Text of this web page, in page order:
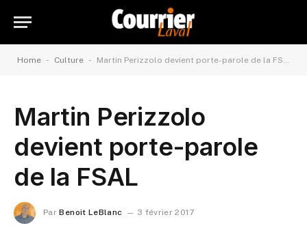
Home - Culture - Martin Perizzolo devient porte-parole de la FSAL
Martin Perizzolo
devient porte-parole
de la FSAL
Par Benoit LeBlanc 3 février 2017